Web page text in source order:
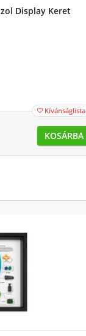
Display Keret
 Kívánságlista
KOSÁRBA